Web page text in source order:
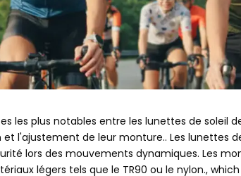
les plus notables entre les lunettes de soleil
l'ajustement de leur monture.. Les lunettes
lors des mouvements dynamiques. Les
légers tels que le TR90 ou le nylon.,